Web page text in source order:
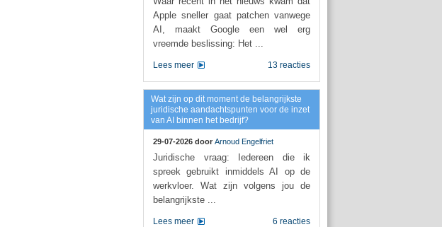
Apple sneller gaat patchen vanwege
AI, maakt Google een wel erg
vreemde beslissing: Het ...
13 reacties
Lees meer
Wat zijn op dit moment de belangrijkste
juridische aandachtspunten voor de inzet
van AI binnen het bedrijf?
29-07-2026 door Arnoud Engelfriet
Juridische vraag: Iedereen die ik
spreek gebruikt inmiddels AI op de
werkvloer. Wat zijn volgens jou de
belangrijkste ...
6 reacties
Lees meer